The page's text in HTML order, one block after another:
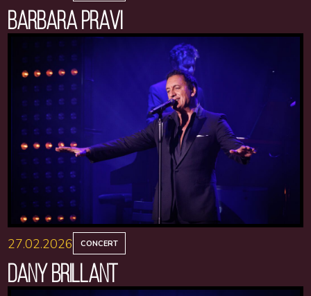
BARBARA PRAVI
27.02.2026 CONCERT
DANY BRILLANT